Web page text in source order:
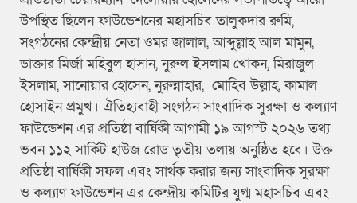
উপস্থিত ছিলেন ফাউন্ডেশনের মহাসচিব তালুকদার রুমি,
সংগঠনের কেন্দ্রীয় নেতা ওমর জালাল, আব্দুল্লাহ আল মামুন,
ডাক্তার মির্জা মহিবুল হাসান, নুরুল ইসলাম খোকন, মিরাজুল
ইসলাম, সানোয়ার হোসেন, নুরুন্নাহার, মোহিব উল্লাহ, কামাল
হোসাইন প্রমুখ। ঐতিহ্যবাহী সংগঠন সাংবাদিক সুরক্ষা ও কল্যাণ
ফাউন্ডেশন এর প্রতিষ্ঠা বার্ষিকী আগামী ১৯ আগস্ট ২০২৬ তথ্য
ভবন ১১২ সার্কিট হাউজ রোড তৃতীয় তলায় অনুষ্ঠিত হবে। উক্ত
প্রতিষ্ঠা বার্ষিকী সফল এবং সার্থক করার জন্য সাংবাদিক সুরক্ষা
ও কল্যাণ ফাউন্ডেশন এর কেন্দ্রীয় কমিটির যুগ্ম মহাসচিব এবং